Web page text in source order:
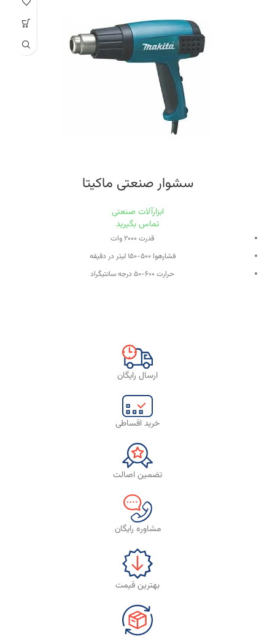
سرعت حرکت آزاد
۱۱۰۰۰
سشوار صنعتی ماکیتا
ابزارآلات صنعتی
تماس بگیرید
قدرت ۲۰۰۰ وات
فشارهوا ۵۰۰-۱۵۰ لیتر در دقیقه
حرارت ۶۰۰-۵۰ درجه سانتیگراد
ارسال رایگان
خرید اقساطی
تضمین اصالت
مشاوره رایگان
بهترین قیمت